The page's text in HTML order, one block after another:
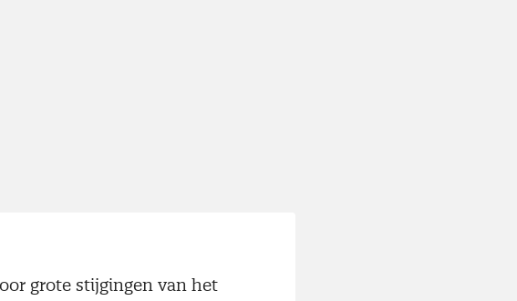
grote stijgingen van het